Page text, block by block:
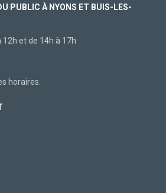
PUBLIC À NYONS ET BUIS-LES-
12h et de 14h à 17h
horaires.